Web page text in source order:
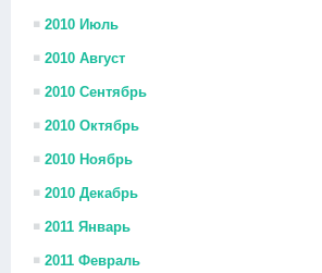
2010 Июль
2010 Август
2010 Сентябрь
2010 Октябрь
2010 Ноябрь
2010 Декабрь
2011 Январь
2011 Февраль